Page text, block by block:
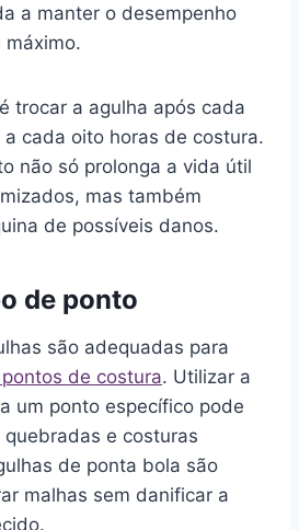
a manter o desempenho
máximo.
trocar a agulha após cada
cada oito horas de costura.
não só prolonga a vida útil
mas também
de possíveis danos.
de ponto
são adequadas para
de costura. Utilizar a
um ponto específico pode
e costuras
de ponta bola são
malhas sem danificar a